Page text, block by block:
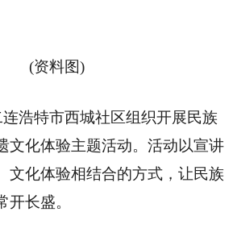
(资料图)
浩特市西城社区组织开展民族
文化体验主题活动。活动以宣讲
文化体验相结合的方式，让民族
开长盛。